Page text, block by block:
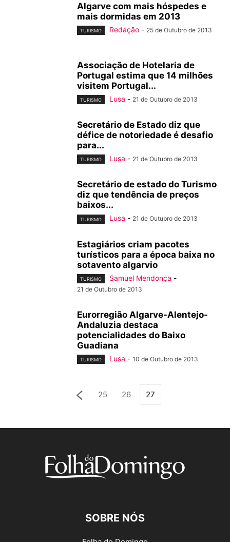
Algarve com mais hóspedes e
mais dormidas em 2013
TURISMO Redação - 25 de Outubro de 2013
Associação de Hotelaria de
Portugal estima que 14 milhões
visitem Portugal...
TURISMO Lusa - 21 de Outubro de 2013
Secretário de Estado diz que
défice de notoriedade é desafio
para...
TURISMO Lusa - 21 de Outubro de 2013
Secretário de estado do Turismo
diz que tendência de preços
baixos...
TURISMO Lusa - 21 de Outubro de 2013
Estagiários criam pacotes
turísticos para a época baixa no
sotavento algarvio
TURISMO Samuel Mendonça -
21 de Outubro de 2013
Eurorregião Algarve-Alentejo-
Andaluzia destaca
potencialidades do Baixo
Guadiana
TURISMO Lusa - 10 de Outubro de 2013
25 26 27
SOBRE NÓS